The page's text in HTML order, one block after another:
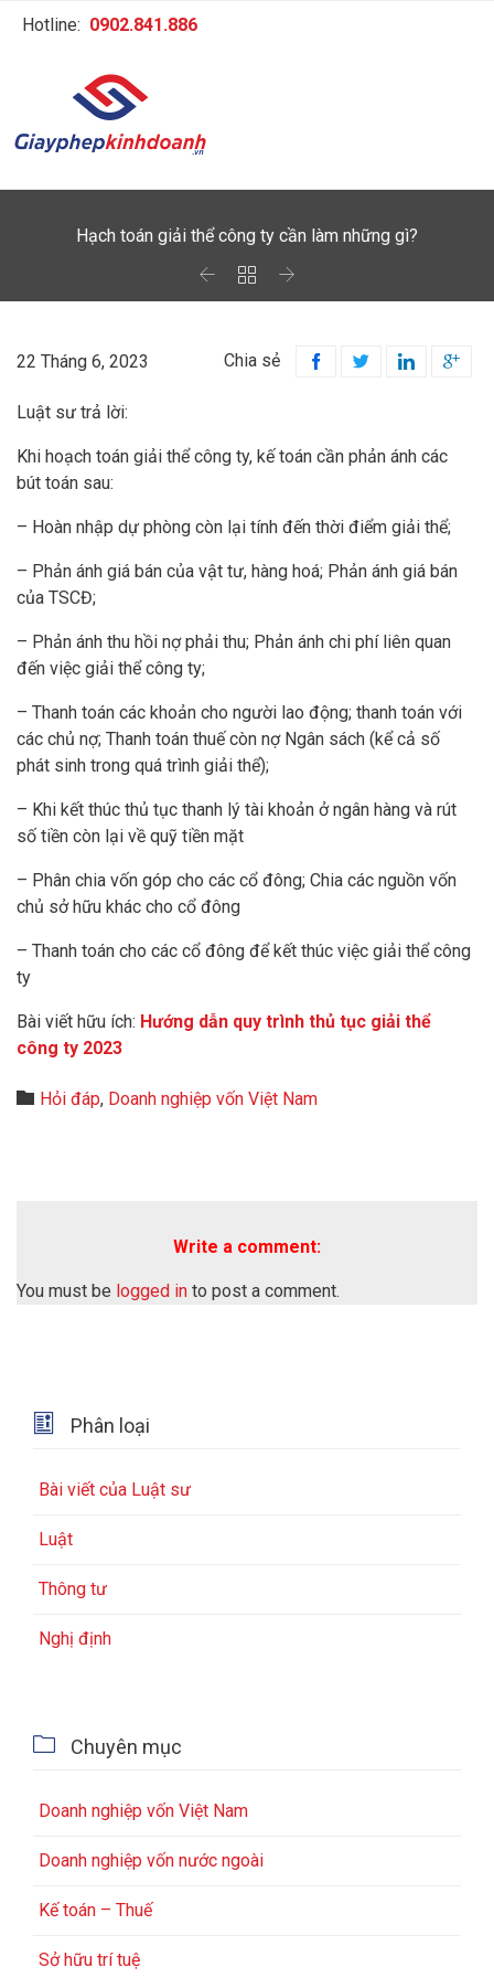
Hotline: 0902.841.886
Hạch toán giải thể công ty cần làm những gì?
  
22 Tháng 6, 2023 Chia sẻ    
Luật sư trả lời:
Khi hoạch toán giải thể công ty, kế toán cần phản ánh các
bút toán sau:
– Hoàn nhập dự phòng còn lại tính đến thời điểm giải thể;
– Phản ánh giá bán của vật tư, hàng hoá; Phản ánh giá bán
của TSCĐ;
– Phản ánh thu hồi nợ phải thu; Phản ánh chi phí liên quan
đến việc giải thể công ty;
– Thanh toán các khoản cho người lao động; thanh toán với
các chủ nợ; Thanh toán thuế còn nợ Ngân sách (kể cả số
phát sinh trong quá trình giải thể);
– Khi kết thúc thủ tục thanh lý tài khoản ở ngân hàng và rút
số tiền còn lại về quỹ tiền mặt
– Phân chia vốn góp cho các cổ đông; Chia các nguồn vốn
chủ sở hữu khác cho cổ đông
– Thanh toán cho các cổ đông để kết thúc việc giải thể công
ty
Bài viết hữu ích: Hướng dẫn quy trình thủ tục giải thể
công ty 2023
 Category
Hỏi đáp, Doanh nghiệp vốn Việt Nam
Write a comment:
You must be logged in to post a comment.
 Phân loại
Bài viết của Luật sư
Luật
Thông tư
Nghị định
 Chuyên mục
Doanh nghiệp vốn Việt Nam
Doanh nghiệp vốn nước ngoài
Kế toán – Thuế
Sở hữu trí tuệ